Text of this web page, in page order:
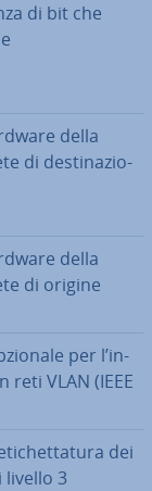
di bit che
della
di de­sti­na­zio­
della
di origine
per l’in­
reti VLAN (IEEE
dei
3